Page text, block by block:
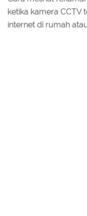
ketika kamera CCTV
internet di rumah